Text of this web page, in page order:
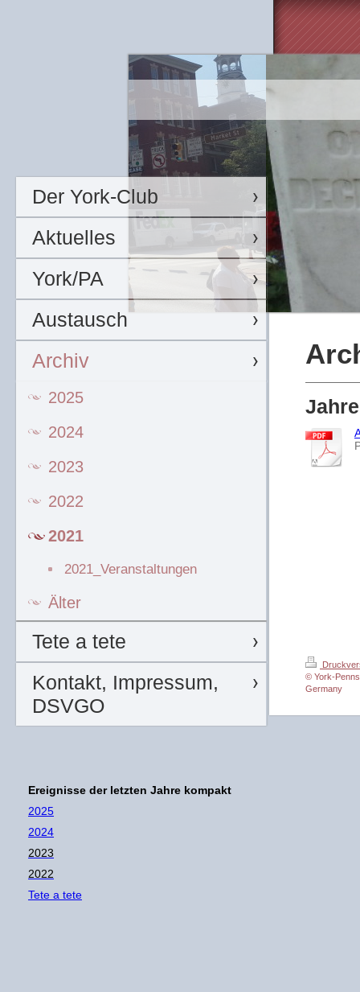
Der York-Club
Aktuelles
York/PA
Austausch
Archiv
2025
2024
2023
2022
2021
2021_Veranstaltungen
Älter
Tete a tete
Kontakt, Impressum,
DSVGO
Ereignisse der letzten Jahre kompakt
2025
2024
2023
2022
Tete a tete
© York-
Germany